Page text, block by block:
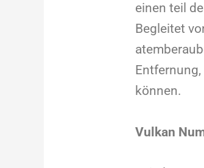
einen teil
Begleitet
können.
Vulkan